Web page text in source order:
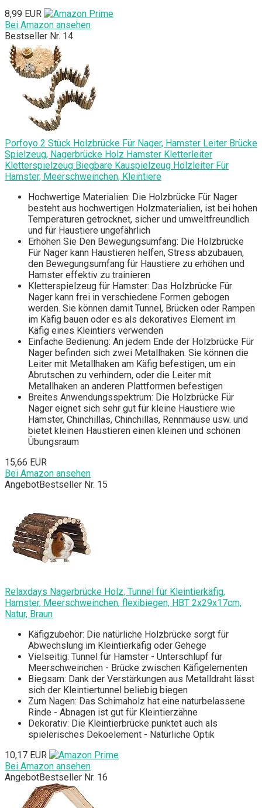
8,99 EUR
Bei Amazon ansehen
Bestseller Nr. 14
Porfoyo 2 Stück Holzbrücke Für Nager, Hamster Leiter Brücke
Spielzeug, Nagerbrücke Holz Hamster Kletterleiter
Kletterspielzeug Biegbare Kauspielzeug Holzleiter Für
Hamster, Meerschweinchen, Kleintiere
Hochwertige Materialien: Die Holzbrücke Für Nager
besteht aus hochwertigen Holzmaterialien, ist bei hohen
Temperaturen getrocknet, sicher und umweltfreundlich
und für Haustiere ungefährlich
Erhöhen Sie Den Bewegungsumfang: Die Holzbrücke
Für Nager kann Haustieren helfen, Stress abzubauen,
den Bewegungsumfang für Haustiere zu erhöhen und
Hamster effektiv zu trainieren
Kletterspielzeug für Hamster: Das Holzbrücke Für
Nager kann frei in verschiedene Formen gebogen
werden. Sie können damit Tunnel, Brücken oder Rampen
im Käfig bauen oder es als dekoratives Element im
Käfig eines Kleintiers verwenden
Einfache Bedienung: An jedem Ende der Holzbrücke Für
Nager befinden sich zwei Metallhaken. Sie können die
Leiter mit Metallhaken am Käfig befestigen, um ein
Abrutschen zu verhindern, oder die Leiter mit
Metallhaken an anderen Plattformen befestigen
Breites Anwendungsspektrum: Die Holzbrücke Für
Nager eignet sich sehr gut für kleine Haustiere wie
Hamster, Chinchillas, Chinchillas, Rennmäuse usw. und
bietet kleinen Haustieren einen kleinen und schönen
Übungsraum
15,66 EUR
Bei Amazon ansehen
AngebotBestseller Nr. 15
Relaxdays Nagerbrücke Holz, Tunnel für Kleintierkäfig,
Hamster, Meerschweinchen, flexibiegen, HBT 2x29x17cm,
Natur, Braun
Käfigzubehör: Die natürliche Holzbrücke sorgt für
Abwechslung im Kleintierkäfig oder Gehege
Vielseitig: Tunnel für Hamster - Unterschlupf für
Meerschweinchen - Brücke zwischen Käfigelementen
Biegsam: Dank der Verstärkungen aus Metalldraht lässt
sich der Kleintiertunnel beliebig biegen
Zum Nagen: Das Schimaholz hat eine naturbelassene
Rinde - Abnagen ist gut für Kleintierzähne
Dekorativ: Die Kleintierbrücke punktet auch als
spielerisches Dekoelement - Natürliche Optik
10,17 EUR
Bei Amazon ansehen
AngebotBestseller Nr. 16